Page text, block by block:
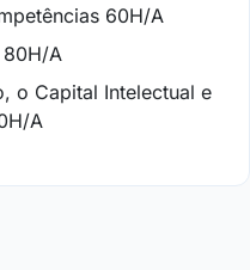
60H/A
A
o Capital Intelectual e
A